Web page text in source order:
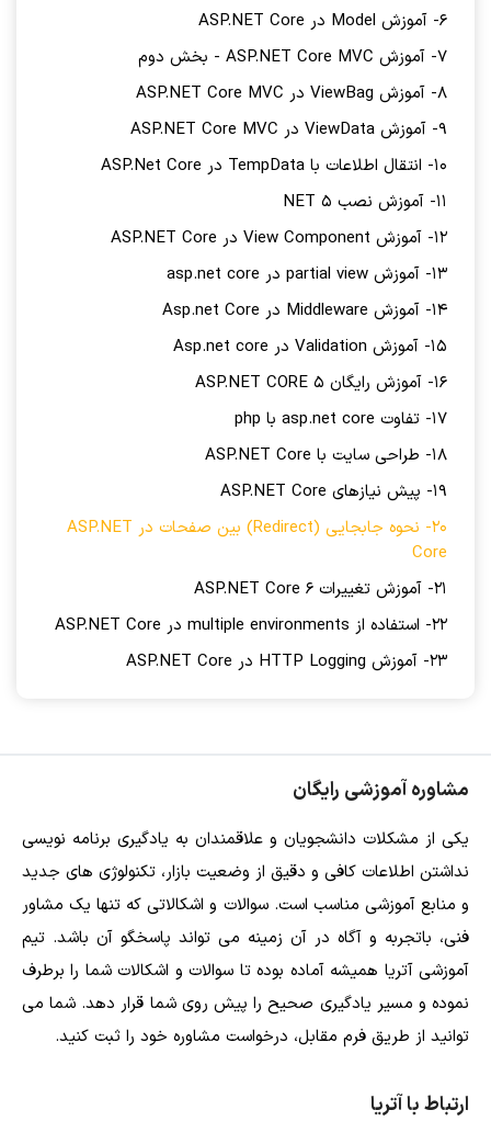
6- آموزش Model در ASP.NET Core
7- آموزش ASP.NET Core MVC - بخش دوم
8- آموزش ViewBag در ASP.NET Core MVC
9- آموزش ViewData در ASP.NET Core MVC
10- انتقال اطلاعات با TempData در ASP.Net Core
11- آموزش نصب NET 5
12- آموزش View Component در ASP.NET Core
13- آموزش partial view در asp.net core
14- آموزش Middleware در Asp.net Core
15- آموزش Validation در Asp.net core
16- آموزش رایگان ASP.NET CORE 5
17- تفاوت asp.net core با php
18- طراحی سایت با ASP.NET Core
19- پیش نیازهای ASP.NET Core
20- نحوه جابجایی (Redirect) بین صفحات در ASP.NET
Core
21- آموزش تغییرات ASP.NET Core 6
22- استفاده از multiple environments در ASP.NET Core
23- آموزش HTTP Logging در ASP.NET Core
مشاوره آموزشی رایگان
یکی از مشکلات دانشجویان و علاقمندان به یادگیری برنامه نویسی
نداشتن اطلاعات کافی و دقیق از وضعیت بازار، تکنولوژی های جدید
و منابع آموزشی مناسب است. سوالات و اشکالاتی که تنها یک مشاور
فنی، باتجربه و آگاه در آن زمینه می تواند پاسخگو آن باشد. تیم
آموزشی آتریا همیشه آماده بوده تا سوالات و اشکالات شما را برطرف
نموده و مسیر یادگیری صحیح را پیش روی شما قرار دهد. شما می
توانید از طریق فرم مقابل، درخواست مشاوره خود را ثبت کنید.
ارتباط با آتریا